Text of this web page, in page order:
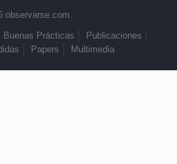
observarse.com.
Buenas Prácticas
Publicaciones
Papers Multimedia